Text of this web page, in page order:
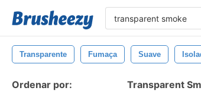
Transparente Fumaça Suave
Ordenar por: Transparent